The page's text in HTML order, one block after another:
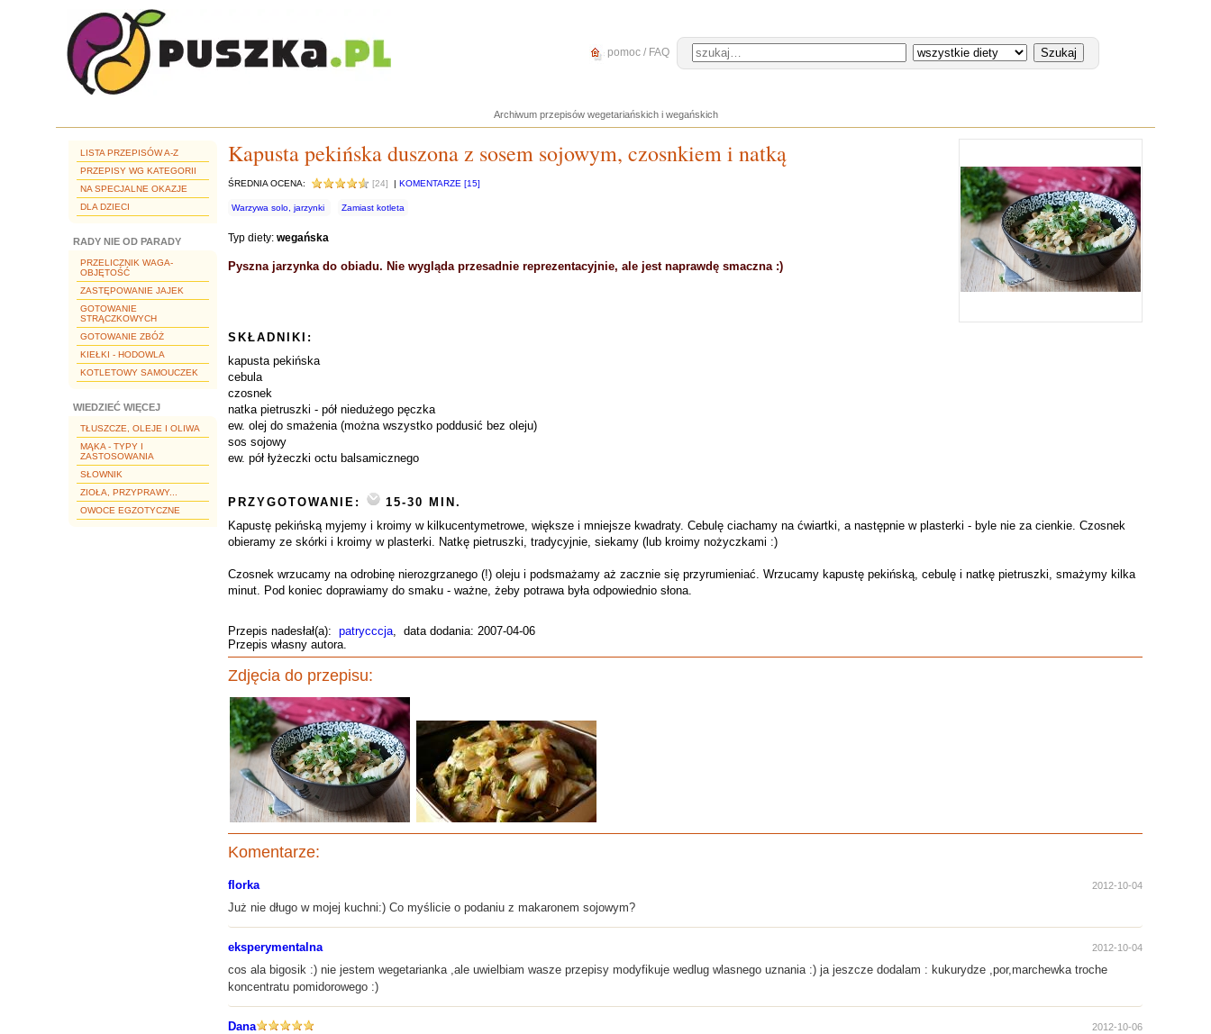
pomoc / FAQ
Archiwum przepisów wegetariańskich i wegańskich
LISTA PRZEPISÓW A-Z
PRZEPISY WG KATEGORII
NA SPECJALNE OKAZJE
DLA DZIECI
RADY NIE OD PARADY
PRZELICZNIK WAGA-
OBJĘTOŚĆ
ZASTĘPOWANIE JAJEK
GOTOWANIE
STRĄCZKOWYCH
GOTOWANIE ZBÓŻ
KIEŁKI - HODOWLA
KOTLETOWY SAMOUCZEK
WIEDZIEĆ WIĘCEJ
TŁUSZCZE, OLEJE I OLIWA
MĄKA - TYPY I
ZASTOSOWANIA
SŁOWNIK
ZIOŁA, PRZYPRAWY...
OWOCE EGZOTYCZNE
Kapusta pekińska duszona z sosem sojowym, czosnkiem i natką
ŚREDNIA OCENA: [24] | KOMENTARZE [15]
Warzywa solo, jarzynki Zamiast kotleta
Typ diety: wegańska
Pyszna jarzynka do obiadu. Nie wygląda przesadnie reprezentacyjnie, ale jest naprawdę smaczna :)
SKŁADNIKI:
kapusta pekińska
cebula
czosnek
natka pietruszki - pół niedużego pęczka
ew. olej do smażenia (można wszystko poddusić bez oleju)
sos sojowy
ew. pół łyżeczki octu balsamicznego
PRZYGOTOWANIE:
15-30 MIN.
Kapustę pekińską myjemy i kroimy w kilkucentymetrowe, większe i mniejsze kwadraty. Cebulę ciachamy na ćwiartki, a następnie w plasterki - byle nie za cienkie. Czosnek
obieramy ze skórki i kroimy w plasterki. Natkę pietruszki, tradycyjnie, siekamy (lub kroimy nożyczkami :)
Czosnek wrzucamy na odrobinę nierozgrzanego (!) oleju i podsmażamy aż zacznie się przyrumieniać. Wrzucamy kapustę pekińską, cebulę i natkę pietruszki, smażymy kilka
minut. Pod koniec doprawiamy do smaku - ważne, żeby potrawa była odpowiednio słona.
Przepis nadesłał(a): patrycccja, data dodania: 2007-04-06
Przepis własny autora.
Zdjęcia do przepisu:
Komentarze:
florka 2012-10-04
Już nie długo w mojej kuchni:) Co myślicie o podaniu z makaronem sojowym?
eksperymentalna 2012-10-04
cos ala bigosik :) nie jestem wegetarianka ,ale uwielbiam wasze przepisy modyfikuje wedlug wlasnego uznania :) ja jeszcze dodalam : kukurydze ,por,marchewka troche
koncentratu pomidorowego :)
Dana 2012-10-06